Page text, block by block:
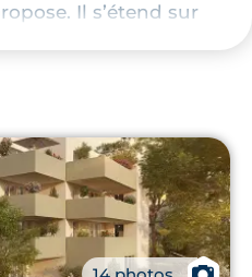
Il s’étend sur
et le
Saint-Martin met
différents
d’un entretien